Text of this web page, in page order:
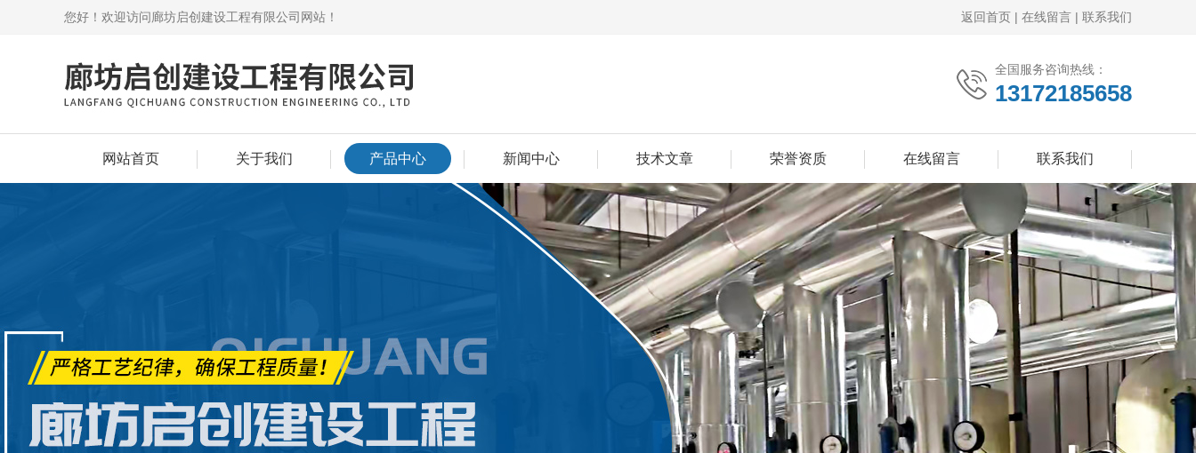
您好！欢迎访问廊坊启创建设工程有限公司网站！ 返回首页 | 在线留言 | 联系我们
全国服务咨询热线：
13172185658
网站首页 关于我们 产品中心 新闻中心 技术文章 荣誉资质 在线留言 联系我们